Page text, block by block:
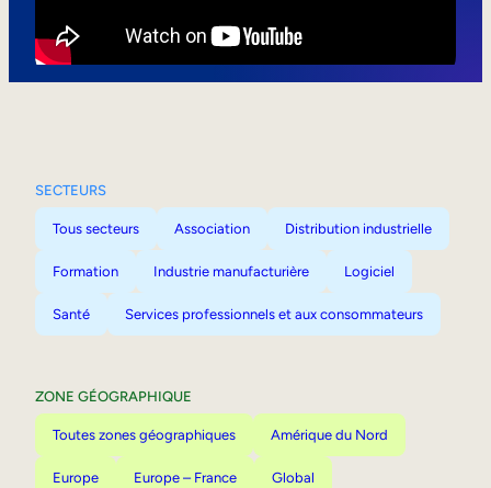
SECTEURS
Tous secteurs Association Distribution industrielle
Formation Industrie manufacturière Logiciel
Santé Services professionnels et aux consommateurs
ZONE GÉOGRAPHIQUE
Toutes zones géographiques Amérique du Nord
Europe Europe – France Global